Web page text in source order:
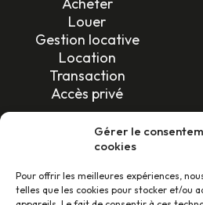
Gérer le
cookies
Pour offrir les meilleures expériences,
telles que les cookies pour stocker et/ou
Louer
Gestion locative
Location
Transaction
Accès privé
SUIVEZ-